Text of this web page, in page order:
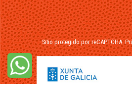
Sitio protegido por reCAPTCHA.